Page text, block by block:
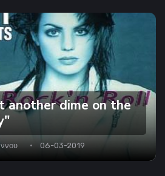
another dime on the
06-03-2019